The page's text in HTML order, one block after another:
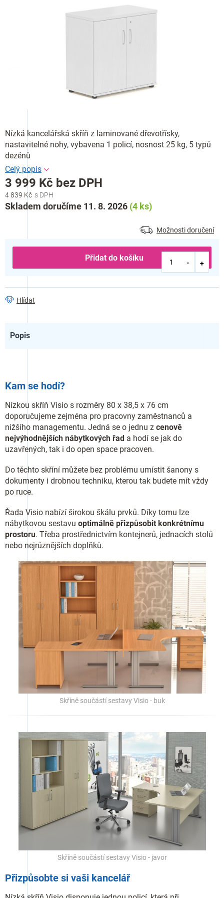
4 839 Kč
3 999 Kč bez DPH
Měrná
cena:
Skladem doručíme 11. 8. 2026 (4 ks)
Možnosti doručení
Přidat do košíku
Nízká kancelářská skříň z laminované dřevotřísky,
nastavitelné nohy, vybavena 1 policí, nosnost 25 kg, 5 typů
dezénů
Hlídat
Popis
Kam se hodí?
Nízkou skříň Visio s rozměry 80 x 38,5 x 76 cm
doporučujeme zejména pro pracovny zaměstnanců a
nižšího managementu. Jedná se o jednu z cenově
nejvýhodnějších nábytkových řad a hodí se jak do
uzavřených, tak i do open space pracoven.
Do těchto skříní můžete bez problému umístit šanony s
dokumenty i drobnou techniku, kterou tak budete mít vždy
po ruce.
Řada Visio nabízí širokou škálu prvků. Díky tomu lze
nábytkovou sestavu optimálně přizpůsobit konkrétnímu
prostoru. Třeba prostřednictvím kontejnerů, jednacích stolů
nebo nejrůznějších doplňků.
Skříně součástí sestavy Visio - buk
Skříně součástí sestavy Visio - javor
Přizpůsobte si vaši kancelář